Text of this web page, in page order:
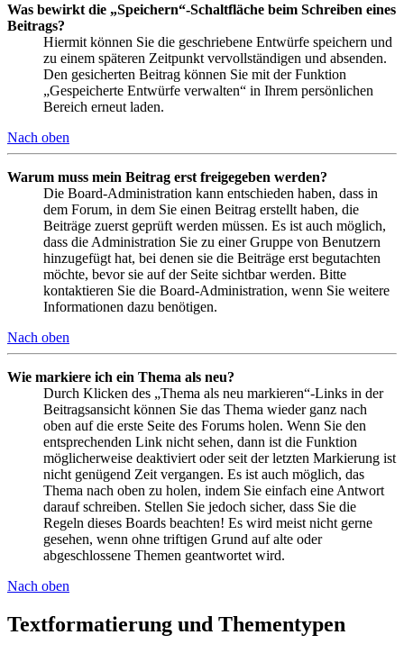
Was bewirkt die „Speichern“-Schaltfläche beim Schreiben eines
Beitrags?
Hiermit können Sie die geschriebene Entwürfe speichern und
zu einem späteren Zeitpunkt vervollständigen und absenden.
Den gesicherten Beitrag können Sie mit der Funktion
„Gespeicherte Entwürfe verwalten“ in Ihrem persönlichen
Bereich erneut laden.
Nach oben
Warum muss mein Beitrag erst freigegeben werden?
Die Board-Administration kann entschieden haben, dass in
dem Forum, in dem Sie einen Beitrag erstellt haben, die
Beiträge zuerst geprüft werden müssen. Es ist auch möglich,
dass die Administration Sie zu einer Gruppe von Benutzern
hinzugefügt hat, bei denen sie die Beiträge erst begutachten
möchte, bevor sie auf der Seite sichtbar werden. Bitte
kontaktieren Sie die Board-Administration, wenn Sie weitere
Informationen dazu benötigen.
Nach oben
Wie markiere ich ein Thema als neu?
Durch Klicken des „Thema als neu markieren“-Links in der
Beitragsansicht können Sie das Thema wieder ganz nach
oben auf die erste Seite des Forums holen. Wenn Sie den
entsprechenden Link nicht sehen, dann ist die Funktion
möglicherweise deaktiviert oder seit der letzten Markierung ist
nicht genügend Zeit vergangen. Es ist auch möglich, das
Thema nach oben zu holen, indem Sie einfach eine Antwort
darauf schreiben. Stellen Sie jedoch sicher, dass Sie die
Regeln dieses Boards beachten! Es wird meist nicht gerne
gesehen, wenn ohne triftigen Grund auf alte oder
abgeschlossene Themen geantwortet wird.
Nach oben
Textformatierung und Thementypen